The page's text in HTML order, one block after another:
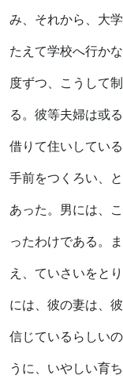
み、それから、大
たえて学校へ行か
度ずつ、こうして
る。彼等夫婦は或
借りて住いしてい
手前をつくろい、
あった。男には、
ったわけである。
え、ていさいをと
には、彼の妻は、
信じているらしい
うに、いやしい育